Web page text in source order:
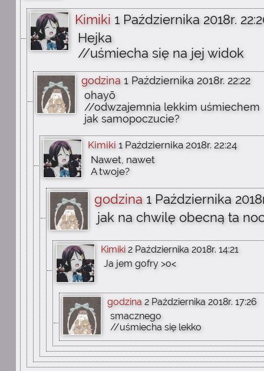
Kimiki 1 Października 2018r.
Hejka
//uśmiecha się na jej widok
godzina 1 Października 2018r. 22:22
ohayō
//odwzajemnia lekkim uśmiechem
jak samopoczucie?
Kimiki 1 Października 2018r. 22:24
Nawet, nawet
A twoje?
godzina 1 Października
jak na chwilę obecną ta
Kimiki 2 Października 2018r. 14:21
Ja jem gofry >o<
godzina 2 Października 2018r. 17:26
smacznego
//uśmiecha się lekko